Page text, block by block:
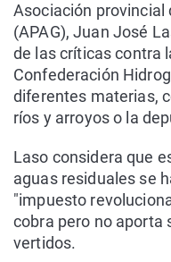
Asociación provincial
(APAG), Juan José
de las críticas contra
Confederación
diferentes materias,
ríos y arroyos o la
Laso considera que
aguas residuales se
"impuesto
cobra pero no aporta
vertidos.